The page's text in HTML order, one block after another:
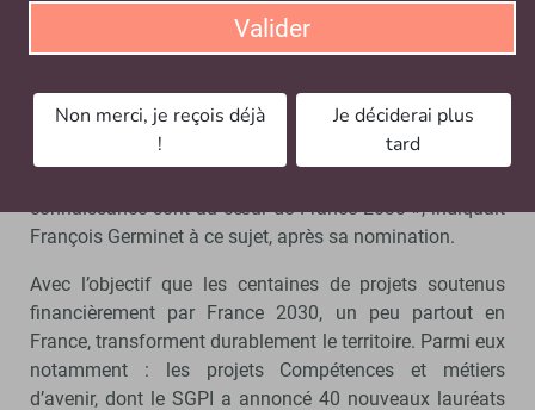
compétences qui n’est autre qu’une bataille de
l’intelligence. L’invention des métiers de demain, la lutte
contre les fake news, l’attractivité de la science, les biais
connaissance sont au cœur de France 2030 », indiquait
François Germinet à ce sujet, après sa nomination.
Avec l’objectif que les centaines de projets soutenus
financièrement par France 2030, un peu partout en
France, transforment durablement le territoire. Parmi eux
notamment : les projets Compétences et métiers
d’avenir, dont le SGPI a annoncé 40 nouveaux lauréats
Valider
Non merci, je reçois déjà
!
Je déciderai plus
tard